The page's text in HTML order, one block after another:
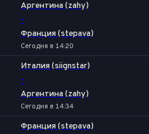
Аргентина (zahy)
-
Франция (stepava)
Сегодня в 14:20
Италия (siignstar)
-
Аргентина (zahy)
Сегодня в 14:34
Франция (stepava)